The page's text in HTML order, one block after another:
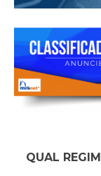
QUAL